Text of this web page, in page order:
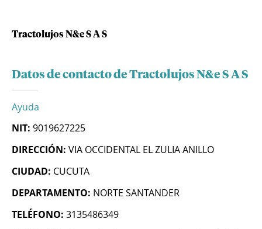
Tractolujos N&e S A S
Datos de contacto de Tractolujos N&e S A S
Ayuda
NIT: 9019627225
DIRECCIÓN: VIA OCCIDENTAL EL ZULIA ANILLO
CIUDAD: CUCUTA
DEPARTAMENTO: NORTE SANTANDER
TELÉFONO: 3135486349